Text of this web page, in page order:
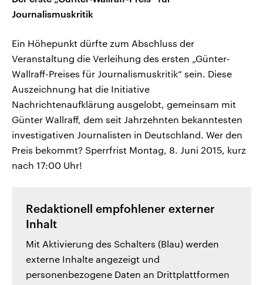
Journalismuskritik
Ein Höhepunkt dürfte zum Abschluss der
Veranstaltung die Verleihung des ersten „Günter-
Wallraff-Preises für Journalismuskritik“ sein. Diese
Auszeichnung hat die Initiative
Nachrichtenaufklärung ausgelobt, gemeinsam mit
Günter Wallraff, dem seit Jahrzehnten bekanntesten
investigativen Journalisten in Deutschland. Wer den
Preis bekommt? Sperrfrist Montag, 8. Juni 2015, kurz
nach 17:00 Uhr!
Redaktionell empfohlener externer
Inhalt
Mit Aktivierung des Schalters (Blau) werden
externe Inhalte angezeigt und
personenbezogene Daten an Drittplattformen